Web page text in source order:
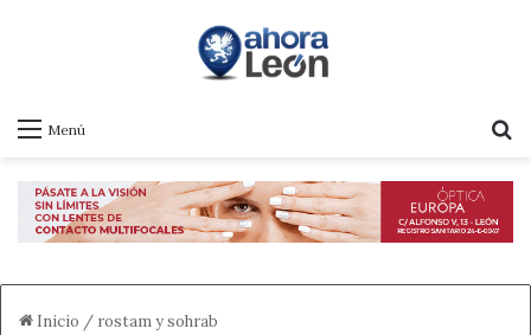
Menú
Inicio / rostam y sohrab